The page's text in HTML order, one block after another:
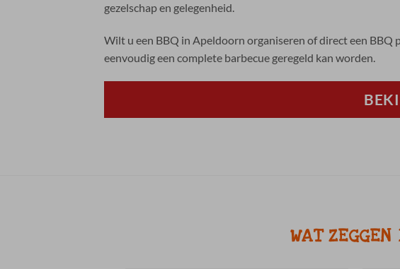
gezelschap en gelegenheid.
Wilt u een BBQ in Apeldoorn organiseren of direct een
eenvoudig een complete barbecue geregeld kan worden.
WAT